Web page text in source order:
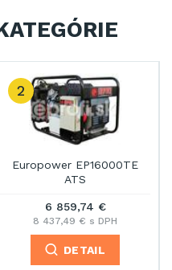
Europower EP6500TE ATS
4 715,68 €
5 800,29 € s DPH
DETAIL